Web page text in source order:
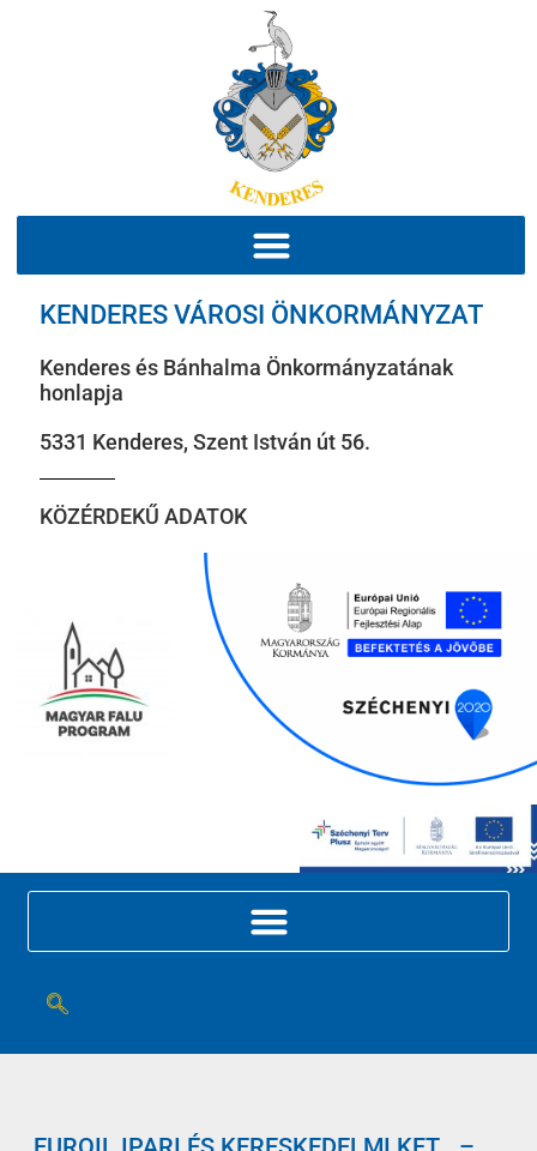
KENDERES VÁROSI ÖNKORMÁNYZAT
Kenderes és Bánhalma Önkormányzatának
honlapja
5331 Kenderes, Szent István út 56.
KÖZÉRDEKŰ ADATOK